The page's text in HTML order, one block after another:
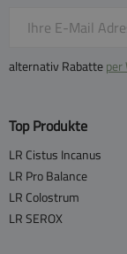
alternativ Rabatte
Top Produkte
LR Cistus Incanus
LR Pro Balance
LR Colostrum
LR SEROX